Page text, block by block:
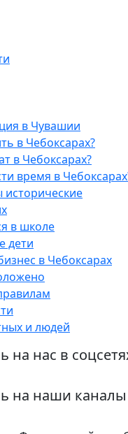
в Чувашии
в Чебоксарах?
в Чебоксарах?
время в
в школе
дети
в Чебоксарах
и людей
на нас в
на наши каналы